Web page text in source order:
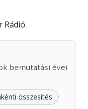
Rádió.
bemutatási évei
összesítés